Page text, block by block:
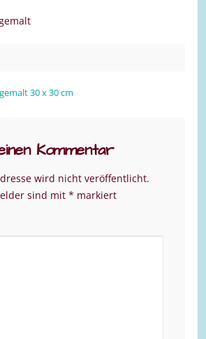
30 x 30 cm
Kommentar
wird nicht veröffentlicht.
sind mit * markiert